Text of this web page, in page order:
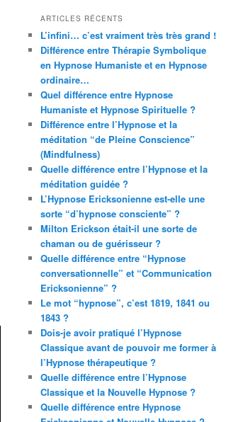
ARTICLES RÉCENTS
L’infini… c’est vraiment très très grand !
Différence entre Thérapie Symbolique
en Hypnose Humaniste et en Hypnose
ordinaire…
Quel différence entre Hypnose
Humaniste et Hypnose Spirituelle ?
Différence entre l’Hypnose et la
méditation “de Pleine Conscience”
(Mindfulness)
Quelle différence entre l’Hypnose et la
méditation guidée ?
L’Hypnose Ericksonienne est-elle une
sorte “d’hypnose consciente” ?
Milton Erickson était-il une sorte de
chaman ou de guérisseur ?
Quelle différence entre “Hypnose
conversationnelle” et “Communication
Ericksonienne” ?
Le mot “hypnose”, c’est 1819, 1841 ou
1843 ?
Dois-je avoir pratiqué l’Hypnose
Classique avant de pouvoir me former à
l’Hypnose thérapeutique ?
Quelle différence entre l’Hypnose
Classique et la Nouvelle Hypnose ?
Quelle différence entre Hypnose